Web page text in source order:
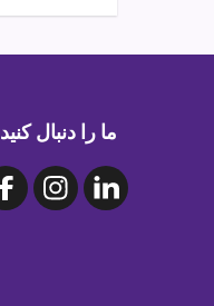
ما را دنبال کنید